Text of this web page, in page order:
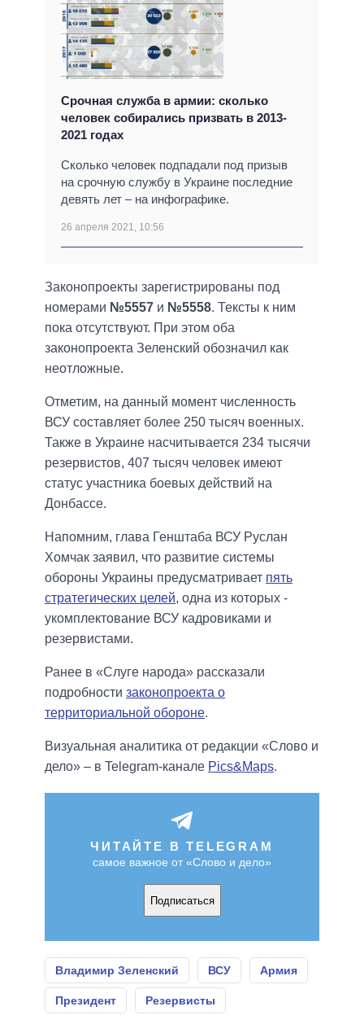
Срочная служба в армии: сколько
человек собирались призвать в 2013-
2021 годах
Сколько человек подпадали под призыв
на срочную службу в Украине последние
девять лет – на инфографике.
26 апреля 2021, 10:56
Законопроекты зарегистрированы под
номерами №5557 и №5558. Тексты к ним
пока отсутствуют. При этом оба
законопроекта Зеленский обозначил как
неотложные.
Отметим, на данный момент численность
ВСУ составляет более 250 тысяч военных.
Также в Украине насчитывается 234 тысячи
резервистов, 407 тысяч человек имеют
статус участника боевых действий на
Донбассе.
Напомним, глава Генштаба ВСУ Руслан
Хомчак заявил, что развитие системы
обороны Украины предусматривает пять
стратегических целей, одна из которых -
укомплектование ВСУ кадровиками и
резервистами.
Ранее в «Слуге народа» рассказали
подробности законопроекта о
территориальной обороне.
Визуальная аналитика от редакции «Слово и
дело» – в Telegram-канале Pics&Maps.
ЧИТАЙТЕ В TELEGRAM
самое важное от «Слово и дело»
Подписаться
Владимир Зеленский ВСУ Армия
Президент Резервисты